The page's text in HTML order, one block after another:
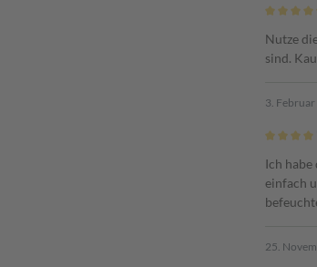
Nutze
sind.
3.
Ich
einfach
25.